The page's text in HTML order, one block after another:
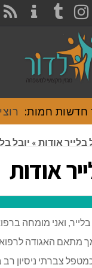
INSTAGRAM
TUMBLR
חדשות חמות:
בלייר אודות » יובל
אודות
ואני מומחה
מתאם האגודה
צברתי ניסיון